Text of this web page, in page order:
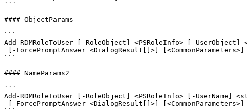
```
#### ObjectParams
```
Add-RDMRoleToUser [-RoleObject] <PSRoleInfo> [-UserObject]
```
#### NameParams2
```
Add-RDMRoleToUser [-RoleObject] <PSRoleInfo> [-UserName]